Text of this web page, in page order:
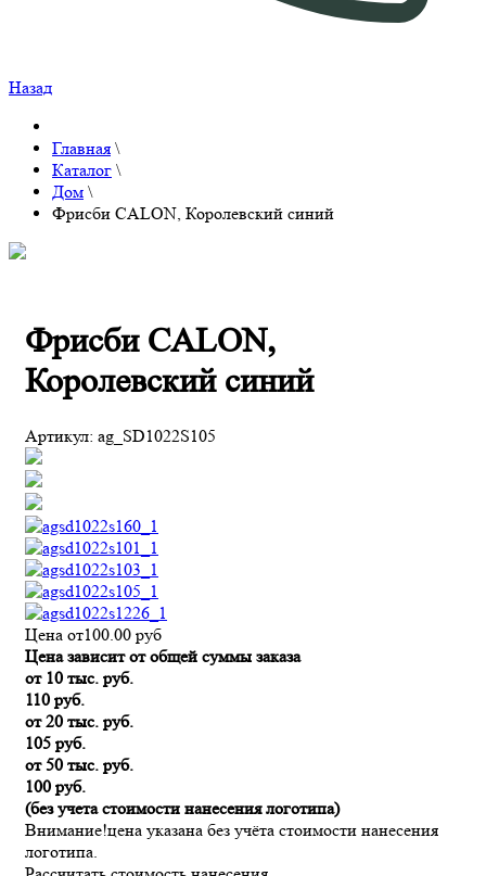
Назад
Главная \
Каталог \
Дом \
Фрисби CALON, Королевский синий
Фрисби CALON,
Королевский синий
Артикул: ag_SD1022S105
Цена от100.00 руб
Цена зависит от общей суммы заказа
от 10 тыс. руб.
110 руб.
от 20 тыс. руб.
105 руб.
от 50 тыс. руб.
100 руб.
(без учета стоимости нанесения логотипа)
Внимание!цена указана без учёта стоимости нанесения
логотипа.